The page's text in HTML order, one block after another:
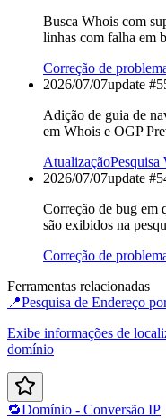
Busca Whois com
linhas com falha em
Correção de
2026/07/07update #
Adição de guia de
em Whois e OGP
AtualizaçãoPesquisa
2026/07/07update #
Correção de bug em
são exibidos na
Correção de
Ferramentas relacionadas
📍Pesquisa de Endereço
Exibe informações de
domínio
🔁Domínio - Conversão IP